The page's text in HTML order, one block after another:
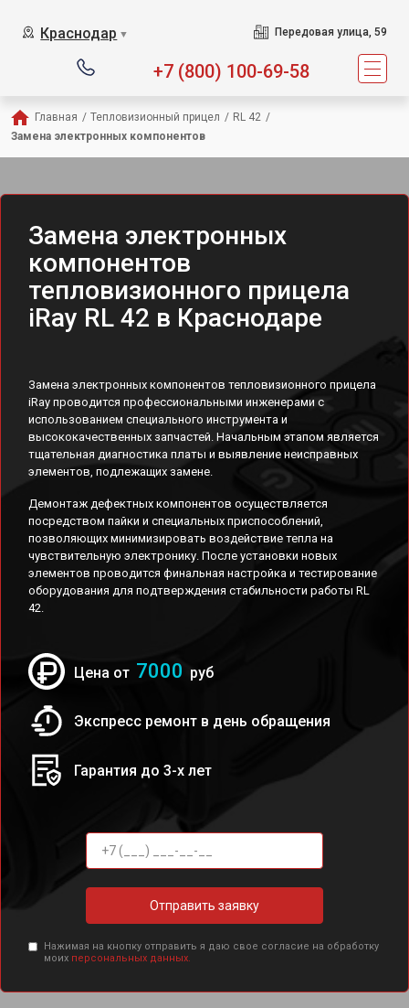
Краснодар ▼ Передовая улица, 59
+7 (800) 100-69-58
Главная / Тепловизионный прицел / RL 42 /
Замена электронных компонентов
Замена электронных
компонентов
тепловизионного прицела
iRay RL 42 в Краснодаре
Замена электронных компонентов тепловизионного прицела
iRay проводится профессиональными инженерами с
использованием специального инструмента и
высококачественных запчастей. Начальным этапом является
тщательная диагностика платы и выявление неисправных
элементов, подлежащих замене.
Демонтаж дефектных компонентов осуществляется
посредством пайки и специальных приспособлений,
позволяющих минимизировать воздействие тепла на
чувствительную электронику. После установки новых
элементов проводится финальная настройка и тестирование
оборудования для подтверждения стабильности работы RL
42.
Цена от 7000 руб
Экспресс ремонт в день обращения
Гарантия до 3-х лет
Отправить заявку
Нажимая на кнопку отправить я даю свое согласие на обработку
моих персональных данных.